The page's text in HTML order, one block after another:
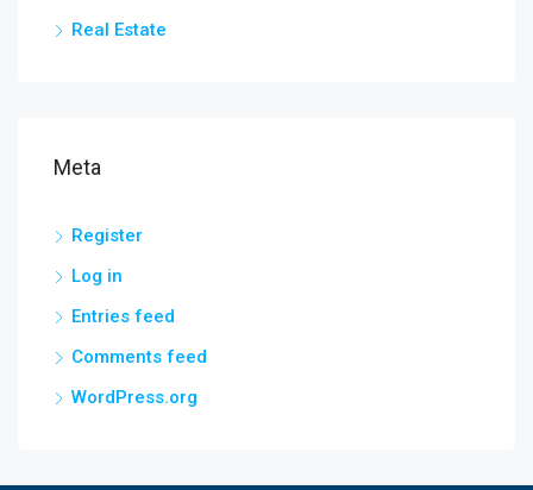
Real Estate
Meta
Register
Log in
Entries feed
Comments feed
WordPress.org